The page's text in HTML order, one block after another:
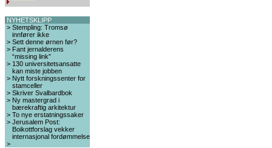
NYHETSKLIPP
> Stempling: Tromsø
innfører ikke
> Sett denne ørnen før?
> Fant jernalderens
“missing link”
> 130 universitetsansatte
kan miste jobben
> Nytt forskningssenter for
stamceller
> Skriver Svalbardbok
> Ny mastergrad i
bærekraftig arkitektur
> To nye erstatningssaker
> Jerusalem Post:
Boikottforslag vekker
internasjonal fordømmelse
>